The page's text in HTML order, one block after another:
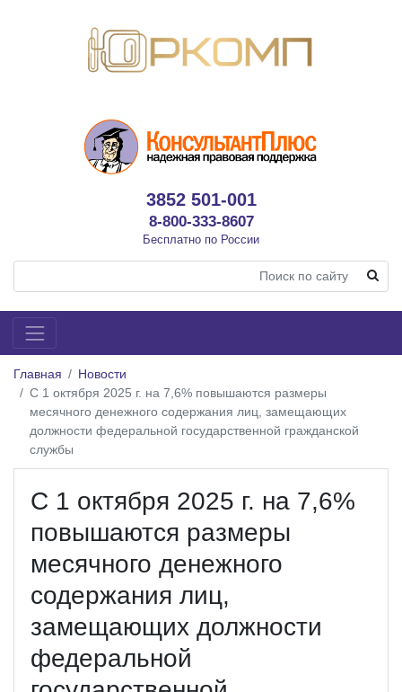
3852 501-001
8-800-333-8607
Бесплатно по России
Главная
Новости
С 1 октября 2025 г. на 7,6% повышаются размеры
месячного денежного содержания лиц, замещающих
должности федеральной государственной гражданской
службы
С 1 октября 2025 г. на 7,6%
повышаются размеры
месячного денежного
содержания лиц,
замещающих должности
федеральной